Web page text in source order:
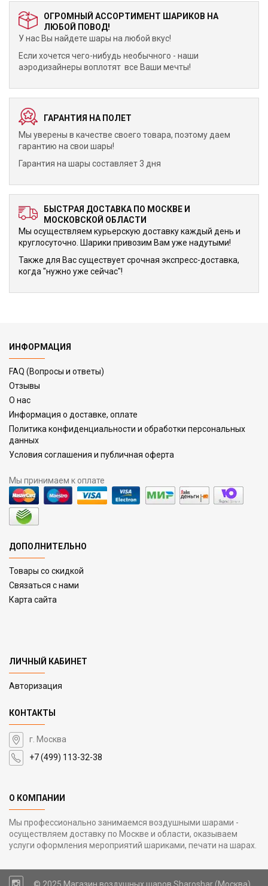
ОГРОМНЫЙ АССОРТИМЕНТ ШАРИКОВ НА
ЛЮБОЙ ПОВОД!
У нас Вы найдете шары на любой вкус!
Если хочется чего-нибудь необычного - наши
аэродизайнеры воплотят все Ваши мечты!
ГАРАНТИЯ НА ПОЛЕТ
Мы уверены в качестве своего товара, поэтому даем
гарантию на свои шары!
Гарантия на шары составляет 3 дня
БЫСТРАЯ ДОСТАВКА ПО МОСКВЕ И
МОСКОВСКОЙ ОБЛАСТИ
Мы осуществляем курьерскую доставку каждый день и
круглосуточно. Шарики привозим Вам уже надутыми!
Также для Вас существует срочная экспресс-доставка,
когда "нужно уже сейчас"!
ИНФОРМАЦИЯ
FAQ (Вопросы и ответы)
Отзывы
О нас
Информация о доставке, оплате
Политика конфиденциальности и обработки персональных
данных
Условия соглашения и публичная оферта
Мы принимаем к оплате
ДОПОЛНИТЕЛЬНО
Товары со скидкой
Связаться с нами
Карта сайта
ЛИЧНЫЙ КАБИНЕТ
Авторизация
КОНТАКТЫ
г. Москва
+7 (499) 113-32-38
О КОМПАНИИ
Мы профессионально занимаемся воздушными шарами -
осуществляем доставку по Москве и области, оказываем
услуги оформления мероприятий шариками, печати на шарах.